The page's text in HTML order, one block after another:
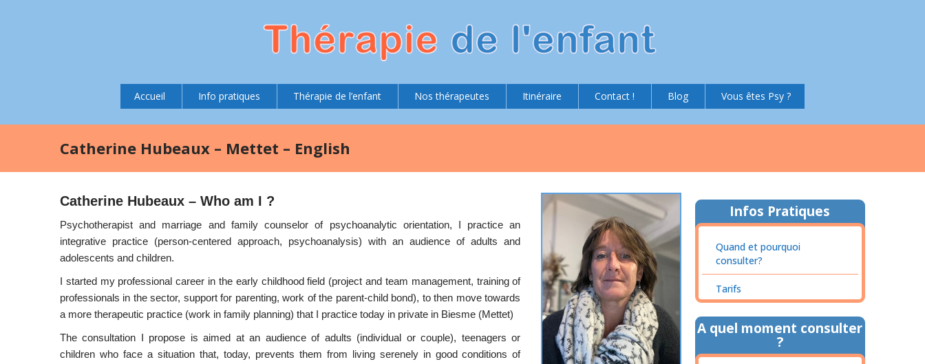
Accueil Info pratiques Thérapie de l’enfant Nos thérapeutes Itinéraire Contact ! Blog Vous êtes Psy ?
Catherine Hubeaux – Mettet – English
Catherine Hubeaux – Who am I ?
Psychotherapist and marriage and family counselor of psychoanalytic orientation, I practice an
integrative practice (person-centered approach, psychoanalysis) with an audience of adults and
adolescents and children.
I started my professional career in the early childhood field (project and team management, training of
professionals in the sector, support for parenting, work of the parent-child bond), to then move towards
a more therapeutic practice (work in family planning) that I practice today in private in Biesme (Mettet)
The consultation I propose is aimed at an audience of adults (individual or couple), teenagers or
children who face a situation that, today, prevents them from living serenely in good conditions of
Infos Pratiques
Quand et pourquoi
consulter?
Tarifs
A quel moment consulter
?